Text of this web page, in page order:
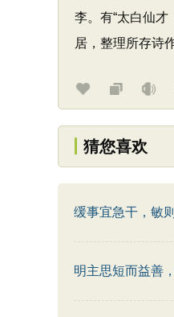
李。有“太白仙
居，整理所存诗
猜您喜欢
缓事宜急干，敏
明主思短而益善